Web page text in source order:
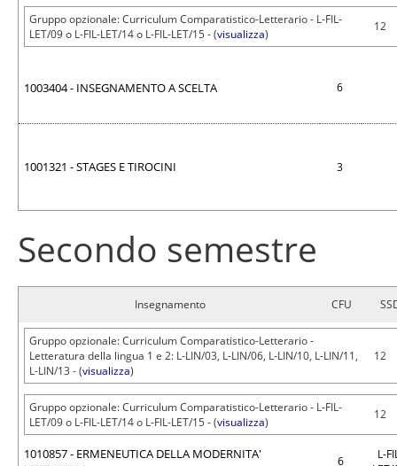
Gruppo opzionale: Curriculum Comparatistico-Letterario - L-FIL-
LET/09 o L-FIL-LET/14 o L-FIL-LET/15 - (visualizza)
12
1003404 - INSEGNAMENTO A SCELTA 6
1001321 - STAGES E TIROCINI 3
Secondo semestre
Insegnamento CFU
Gruppo opzionale: Curriculum Comparatistico-Letterario -
Letteratura della lingua 1 e 2: L-LIN/03, L-LIN/06, L-LIN/10, L-LIN/11,
L-LIN/13 - (visualizza)
12
Gruppo opzionale: Curriculum Comparatistico-Letterario - L-FIL-
LET/09 o L-FIL-LET/14 o L-FIL-LET/15 - (visualizza)
12
1010857 - ERMENEUTICA DELLA MODERNITA'
6
L-